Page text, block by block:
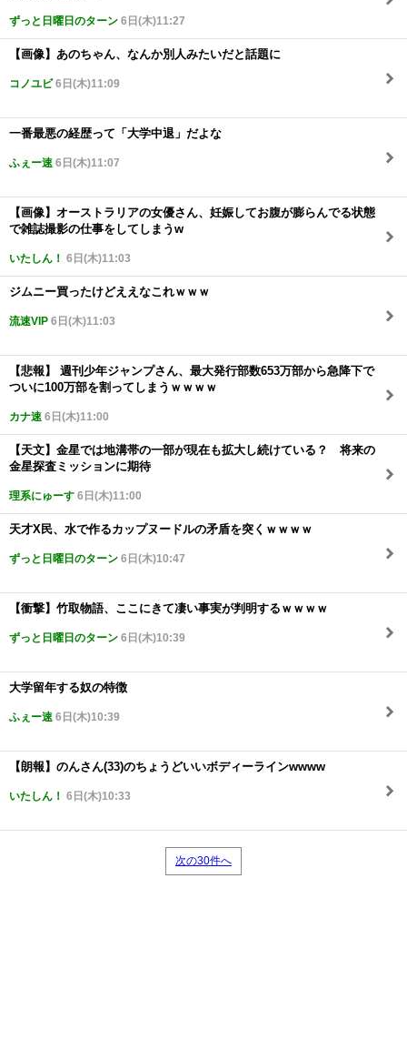
ずっと日曜日のターン 6日(木)11:27
【画像】あのちゃん、なんか別人みたいだと話題に
コノユビ6日(木)11:09
一番最悪の経歴って「大学中退」だよな
ふぇー速 6日(木)11:07
【画像】オーストラリアの女優さん、妊娠してお腹が膨らんでる状態
で雑誌撮影の仕事をしてしまうw
いたしん！ 6日(木)11:03
ジムニー買ったけどええなこれｗｗｗ
流速VIP 6日(木)11:03
【悲報】 週刊少年ジャンプさん、最大発行部数653万部から急降下で
ついに100万部を割ってしまうｗｗｗｗ
カナ速 6日(木)11:00
【天文】金星では地溝帯の一部が現在も拡大し続けている？ 将来の
金星探査ミッションに期待
理系にゅーす 6日(木)11:00
天才X民、水で作るカップヌードルの矛盾を突くｗｗｗｗ
ずっと日曜日のターン 6日(木)10:47
【衝撃】竹取物語、ここにきて凄い事実が判明するｗｗｗｗ
ずっと日曜日のターン 6日(木)10:39
大学留年する奴の特徴
ふぇー速 6日(木)10:39
【朗報】のんさん(33)のちょうどいいボディーラインwwww
いたしん！ 6日(木)10:33
次の30件へ